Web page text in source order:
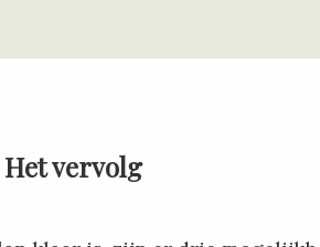
Het vervolg